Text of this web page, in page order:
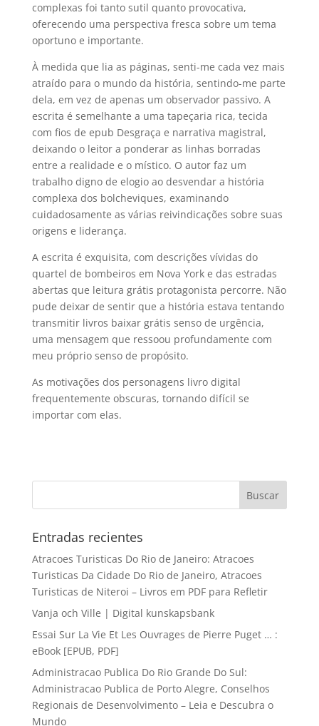
complexas foi tanto sutil quanto provocativa,
oferecendo uma perspectiva fresca sobre um tema
oportuno e importante.
À medida que lia as páginas, senti-me cada vez mais
atraído para o mundo da história, sentindo-me parte
dela, em vez de apenas um observador passivo. A
escrita é semelhante a uma tapeçaria rica, tecida
com fios de epub Desgraça e narrativa magistral,
deixando o leitor a ponderar as linhas borradas
entre a realidade e o místico. O autor faz um
trabalho digno de elogio ao desvendar a história
complexa dos bolcheviques, examinando
cuidadosamente as várias reivindicações sobre suas
origens e liderança.
A escrita é exquisita, com descrições vívidas do
quartel de bombeiros em Nova York e das estradas
abertas que leitura grátis protagonista percorre. Não
pude deixar de sentir que a história estava tentando
transmitir livros baixar grátis senso de urgência,
uma mensagem que ressoou profundamente com
meu próprio senso de propósito.
As motivações dos personagens livro digital
frequentemente obscuras, tornando difícil se
importar com elas.
Entradas recientes
Atracoes Turisticas Do Rio de Janeiro: Atracoes
Turisticas Da Cidade Do Rio de Janeiro, Atracoes
Turisticas de Niteroi – Livros em PDF para Refletir
Vanja och Ville | Digital kunskapsbank
Essai Sur La Vie Et Les Ouvrages de Pierre Puget … :
eBook [EPUB, PDF]
Administracao Publica Do Rio Grande Do Sul:
Administracao Publica de Porto Alegre, Conselhos
Regionais de Desenvolvimento – Leia e Descubra o
Mundo